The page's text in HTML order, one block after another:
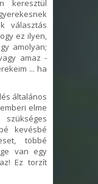
keresztül
választás
ez ilyen,
amolyan;
amaz -
... ha
általános
elme
kevésbé
többé
van egy
Ez torzít